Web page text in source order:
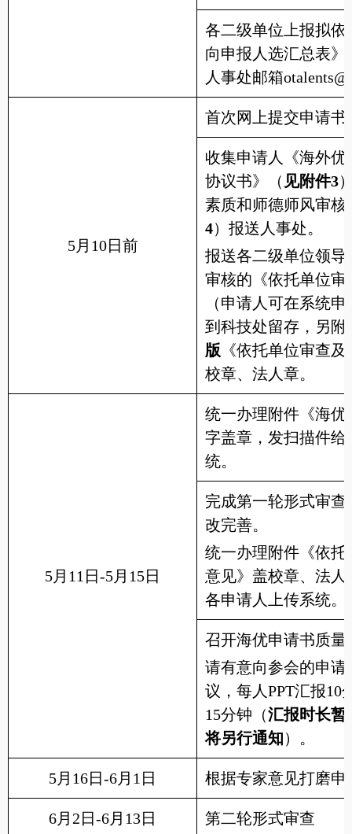
各二级单位上报拟依
向申报人选汇总表》
人事处邮箱
5月10日前
首次网上提交申请书
收集申请人《海外优
协议书》（ 见附件3
素质和师德师风审核
4）报送人事处。
报送各二级单位领导
审核的《依托单位审
（申请人可在系统
到科技处留存，另附
版 《依托单位审查
校章、法人章。
5月11日-5月15日
统一办理附件《海优
字盖章，发扫描件给
统。
完成第一轮形式审
改完善。
统一办理附件《依托
意见》盖校章、法人
各申请人上传系统。
召开海优申请书质量
请有意向参会的申请
议，每人PPT汇报10
15分钟（汇报时长暂
将另行通知）。
5月16日-6月1日 根据专家意见打磨申
6月2日-6月13日 第二轮形式审查